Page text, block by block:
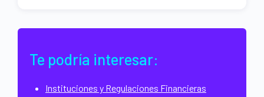
Te podría interesar:
Instituciones y Regulaciones Financieras